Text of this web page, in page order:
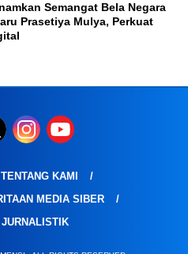
Semangat Bela Negara
Prasetiya Mulya, Perkuat
TENTANG KAMI
MEDIA SIBER